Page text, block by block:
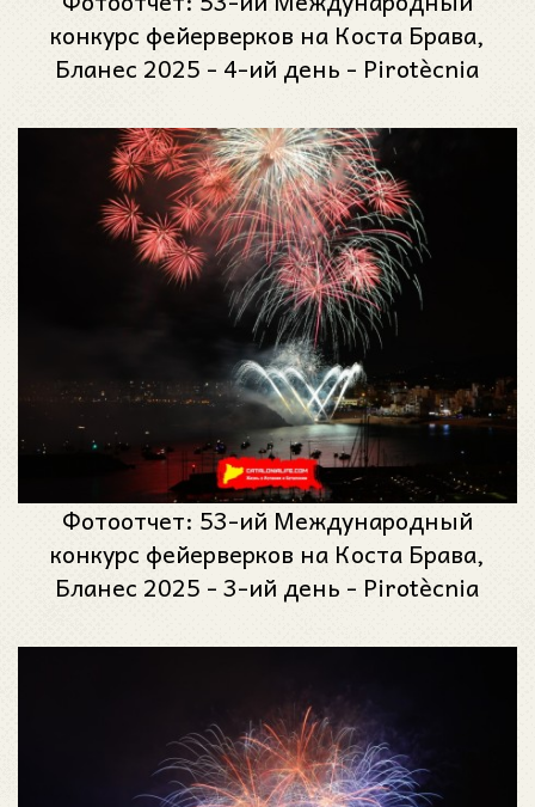
конкурс фейерверков на Коста Брава,
Бланес 2025 - 4-ий день - Pirotècnia
Фотоотчет: 53-ий Международный
конкурс фейерверков на Коста Брава,
Бланес 2025 - 3-ий день - Pirotècnia